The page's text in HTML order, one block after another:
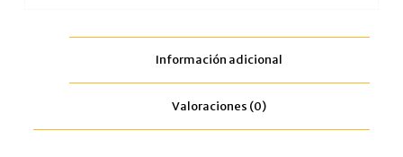
Información adicional
Valoraciones (0)